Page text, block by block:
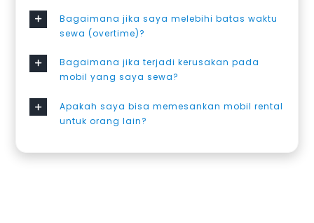
Bagaimana jika saya melebihi batas waktu
sewa (overtime)?
Bagaimana jika terjadi kerusakan pada
mobil yang saya sewa?
Apakah saya bisa memesankan mobil rental
untuk orang lain?